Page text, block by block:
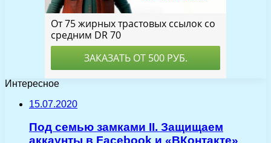
Интересное
15.07.2020
Под семью замками II. Защищаем
аккаунты в Facebook и «ВКонтакте»